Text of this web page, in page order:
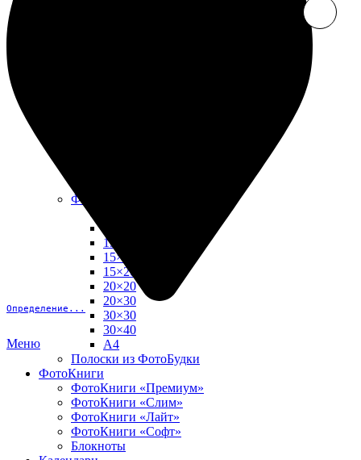
Определение...
Меню
Фото в рамке
13×18
15×15
15×20
20×20
20×30
30×30
30×40
A4
Полоски из ФотоБудки
ФотоКниги
ФотоКниги «Премиум»
ФотоКниги «Слим»
ФотоКниги «Лайт»
ФотоКниги «Софт»
Блокноты